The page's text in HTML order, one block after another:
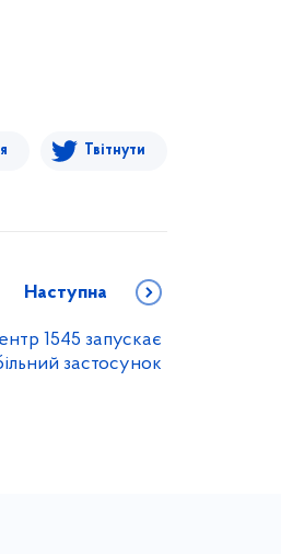
Твітнути
Наступна
1545 запускає
застосунок